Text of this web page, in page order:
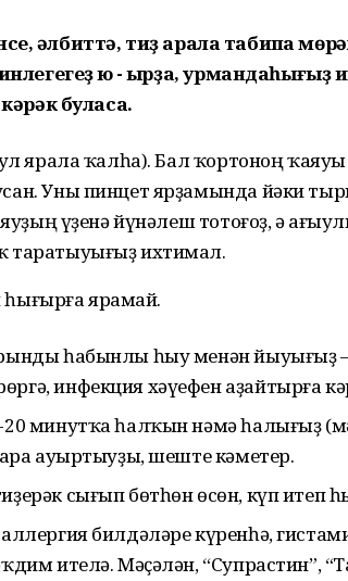
әлбиттә, тиҙ арала табипҡа
юҡ - ҡырҙа, урмандаһығыҙ
буласаҡ.
ул ярала ҡалһа). Бал ҡортоноң
Уны пинцет ярҙамында йәки
үҙенә йүнәлеш тотоғоҙ, ә
таратыуығыҙ ихтимал.
һығырға ярамай.
һабынлы һыу менән йыуығыҙ
инфекция хәүефен аҙайтырға
20 минутҡа һалҡын нәмә һалығыҙ
ауыртыуҙы, шеште кәметер.
сығып бөтһөн өсөн, күп итеп
билдәләре күренһә,
ителә. Мәҫәлән, “Супрастин”,